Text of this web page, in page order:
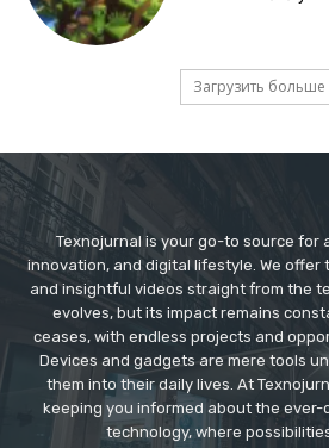
Загрузить больше
Texnojurnal is your go-to source for
innovation, and digital lifestyle. We offer
and insightful videos straight from the
evolves, but its impact remains
ceases, with endless projects and
Devices and gadgets are mere tools
them into their daily lives. At
keeping you informed about the
technology, where